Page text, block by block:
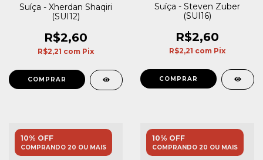
Suíça - Xherdan Shaqiri
(SUI12)
R$2,60
R$2,21 com Pix
Suíça - Steven Zuber
(SUI16)
R$2,60
R$2,21 com Pix
10% OFF
COMPRANDO 20 OU MAIS
10% OFF
COMPRANDO 20 OU MAIS